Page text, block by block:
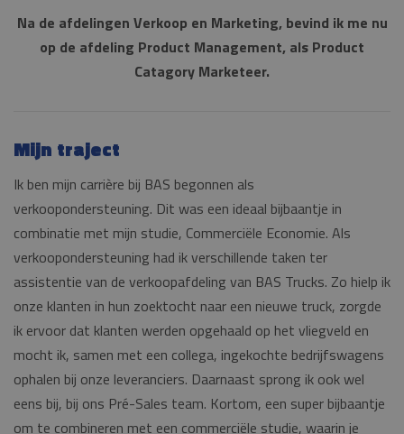
Na de afdelingen Verkoop en Marketing, bevind ik me nu
op de afdeling Product Management, als Product
Catagory Marketeer.
Mijn traject
Ik ben mijn carrière bij BAS begonnen als
verkoopondersteuning. Dit was een ideaal bijbaantje in
combinatie met mijn studie, Commerciële Economie. Als
verkoopondersteuning had ik verschillende taken ter
assistentie van de verkoopafdeling van BAS Trucks. Zo hielp ik
onze klanten in hun zoektocht naar een nieuwe truck, zorgde
ik ervoor dat klanten werden opgehaald op het vliegveld en
mocht ik, samen met een collega, ingekochte bedrijfswagens
ophalen bij onze leveranciers. Daarnaast sprong ik ook wel
eens bij, bij ons Pré-Sales team. Kortom, een super bijbaantje
om te combineren met een commerciële studie, waarin je